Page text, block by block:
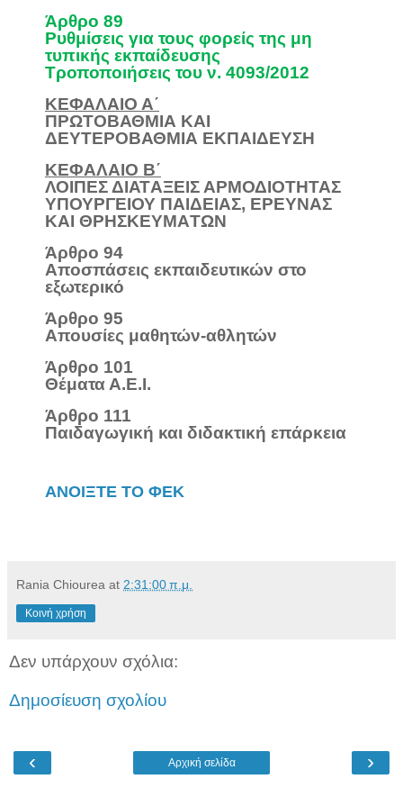
Άρθρο 89
Ρυθμίσεις για τους φορείς της μη
τυπικής εκπαίδευσης
Τροποποιήσεις του ν. 4093/2012
ΚΕΦΑΛΑΙΟ Α΄
ΠΡΩΤΟΒΑΘΜΙΑ ΚΑΙ
ΔΕΥΤΕΡΟΒΑΘΜΙΑ ΕΚΠΑΙΔΕΥΣΗ
ΚΕΦAΛΑΙΟ Β΄
ΛΟΙΠΕΣ ΔΙΑΤAΞΕΙΣ ΑΡΜΟΔΙOΤΗΤΑΣ
ΥΠΟΥΡΓΕIΟΥ ΠΑΙΔΕIΑΣ, EΡΕΥΝΑΣ
ΚΑΙ ΘΡΗΣΚΕΥΜAΤΩΝ
Άρθρο 94
Αποσπάσεις εκπαιδευτικών στο
εξωτερικό
Άρθρο 95
Απουσίες μαθητών-αθλητών
Άρθρο 101
Θέματα Α.Ε.Ι.
Άρθρο 111
Παιδαγωγική και διδακτική επάρκεια
ΑΝΟΙΞΤΕ ΤΟ ΦΕΚ
Rania Chiourea at 2:31:00 π.μ.
Κοινή χρήση
Δεν υπάρχουν σχόλια:
Δημοσίευση σχολίου
‹ ›
Αρχική σελίδα